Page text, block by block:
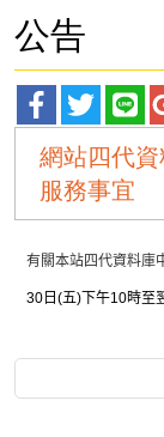
公告
facebook
分
享
twitter
分
享
分
享
網站四代
服務事宜
有關本站四代資料庫
30日(五)下午10時至